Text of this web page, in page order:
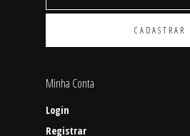
Minha Conta
Login
Registrar